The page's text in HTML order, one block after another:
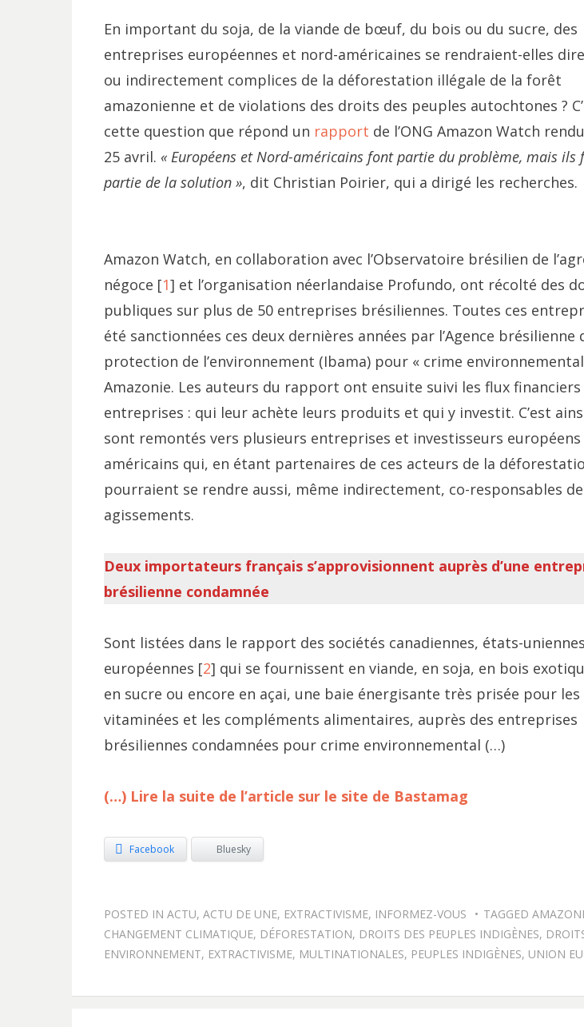
En important du soja, de la viande de bœuf, du bois ou du sucre, des
entreprises européennes et nord-américaines se rendraient-elles
ou indirectement complices de la déforestation illégale de la forêt
amazonienne et de violations des droits des peuples autochtones ?
cette question que répond un rapport de l’ONG Amazon Watch
25 avril. « Européens et Nord-américains font partie du problème, mais ils
partie de la solution », dit Christian Poirier, qui a dirigé les recherches.
Amazon Watch, en collaboration avec l’Observatoire brésilien de
négoce [1] et l’organisation néerlandaise Profundo, ont récolté des
publiques sur plus de 50 entreprises brésiliennes. Toutes ces
été sanctionnées ces deux dernières années par l’Agence brésilienne
protection de l’environnement (Ibama) pour « crime
Amazonie. Les auteurs du rapport ont ensuite suivi les flux financiers
entreprises : qui leur achète leurs produits et qui y investit. C’est
sont remontés vers plusieurs entreprises et investisseurs
américains qui, en étant partenaires de ces acteurs de la
pourraient se rendre aussi, même indirectement, co-responsables
agissements.
Deux importateurs français s’approvisionnent auprès d’une
brésilienne condamnée
Sont listées dans le rapport des sociétés canadiennes, états-
européennes [2] qui se fournissent en viande, en soja, en bois
en sucre ou encore en açai, une baie énergisante très prisée pour
vitaminées et les compléments alimentaires, auprès des entreprises
brésiliennes condamnées pour crime environnemental (…)
(…) Lire la suite de l’article sur le site de Bastamag
Facebook Bluesky
POSTED IN ACTU, ACTU DE UNE, EXTRACTIVISME, INFORMEZ-VOUS TAGGED
CHANGEMENT CLIMATIQUE, DÉFORESTATION, DROITS DES PEUPLES INDIGÈNES,
ENVIRONNEMENT, EXTRACTIVISME, MULTINATIONALES, PEUPLES INDIGÈNES, UNION